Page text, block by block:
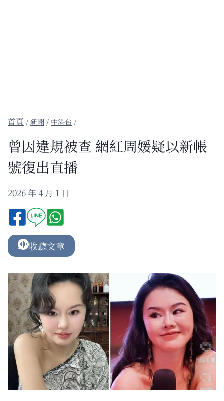
/新聞 / 中港台 /
曾因違規被查 網紅周媛疑以新帳
號復出直播
2026 年 4 月 1 日
收聽文章